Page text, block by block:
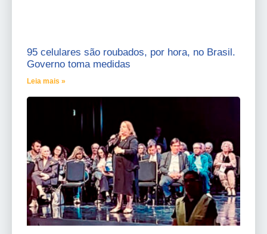
95 celulares são roubados, por hora, no Brasil.
Governo toma medidas
Leia mais »